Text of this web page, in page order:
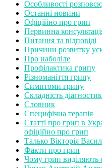
Особливості
Останні новини
Офіційно про грип
Первинна
Питання та відповіді
Причини розвитку
Про наболіле
Профілактика грипу
Різноманіття грипу
Симптоми грипу
Складність
Словник
Специфічна терапія
Статті про грип в
офіційно про грип
Талько Вікторія
Факти про грип
Чому грип виділяють